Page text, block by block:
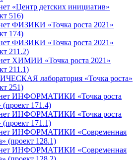
«Центр детских инициатив»
516)
ФИЗИКИ «Точка роста 2021»
174)
ФИЗИКИ «Точка роста 2021»
211.2)
ХИМИИ «Точка роста 2021»
211.1)
лаборатория «Точка роста»
251)
ИНФОРМАТИКИ «Точка роста
(проект 171.4)
ИНФОРМАТИКИ «Точка роста
(проект 171.1)
ИНФОРМАТИКИ «Современная
(проект 128.1)
ИНФОРМАТИКИ «Современная